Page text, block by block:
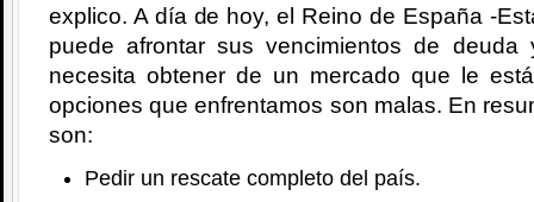
explico. A día de hoy, el Reino de España -
puede afrontar sus vencimientos de
necesita obtener de un mercado que le
opciones que enfrentamos son malas. En
son:
Pedir un rescate completo del país.